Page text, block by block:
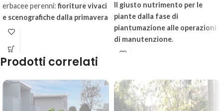
erbacee perenni: fioriture vivaci
e scenografiche dalla primavera
all’estate
anche in inverno
coltivare, richiede poche cure e
mezz’ombra; le piante fornite
sono già calibrate per coprire
l’intera superficie prevista.
Il giusto nutrimento per le
piante dalla fase di
piantumazione alle operazioni
di manutenzione.
assicurare un corretto equilibrio
di nutrienti e prevenire la
comparsa di malattie fungine.
Prodotti correlati